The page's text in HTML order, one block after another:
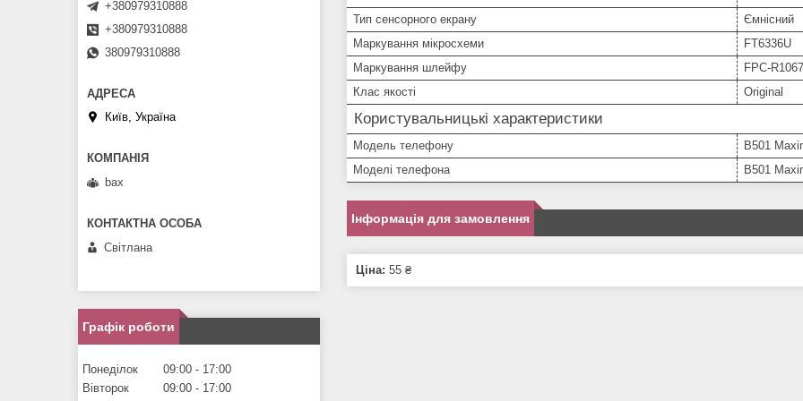
Тип сенсорного екрану
Ємнісний
Маркування мікросхеми
FT6336U
Маркування шлейфу
FPC-
Клас якості
Original
Користувальницькі характеристики
Модель телефону
B501
Моделі телефона
B501
Інформація для замовлення
Ціна: 55 ₴
+380979310888
+380979310888
380979310888
Київ, Україна
bax
Світлана
Графік роботи
Понеділок 09:00
17:00
Вівторок
09:00
17:00